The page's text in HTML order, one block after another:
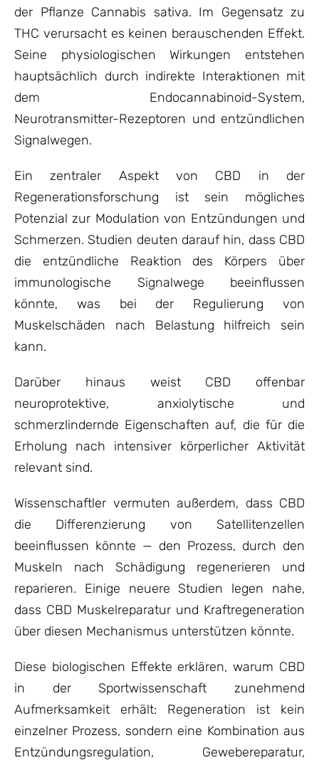
der Pflanze Cannabis sativa. Im Gegensatz zu
THC verursacht es keinen berauschenden Effekt.
Seine physiologischen Wirkungen entstehen
hauptsächlich durch indirekte Interaktionen mit
dem Endocannabinoid-System,
Neurotransmitter-Rezeptoren und entzündlichen
Signalwegen.
Ein zentraler Aspekt von CBD in der
Regenerationsforschung ist sein mögliches
Potenzial zur Modulation von Entzündungen und
Schmerzen. Studien deuten darauf hin, dass CBD
die entzündliche Reaktion des Körpers über
immunologische Signalwege beeinflussen
könnte, was bei der Regulierung von
Muskelschäden nach Belastung hilfreich sein
kann.
Darüber hinaus weist CBD offenbar
neuroprotektive, anxiolytische und
schmerzlindernde Eigenschaften auf, die für die
Erholung nach intensiver körperlicher Aktivität
relevant sind.
Wissenschaftler vermuten außerdem, dass CBD
die Differenzierung von Satellitenzellen
beeinflussen könnte — den Prozess, durch den
Muskeln nach Schädigung regenerieren und
reparieren. Einige neuere Studien legen nahe,
dass CBD Muskelreparatur und Kraftregeneration
über diesen Mechanismus unterstützen könnte.
Diese biologischen Effekte erklären, warum CBD
in der Sportwissenschaft zunehmend
Aufmerksamkeit erhält: Regeneration ist kein
einzelner Prozess, sondern eine Kombination aus
Entzündungsregulation, Gewebereparatur,